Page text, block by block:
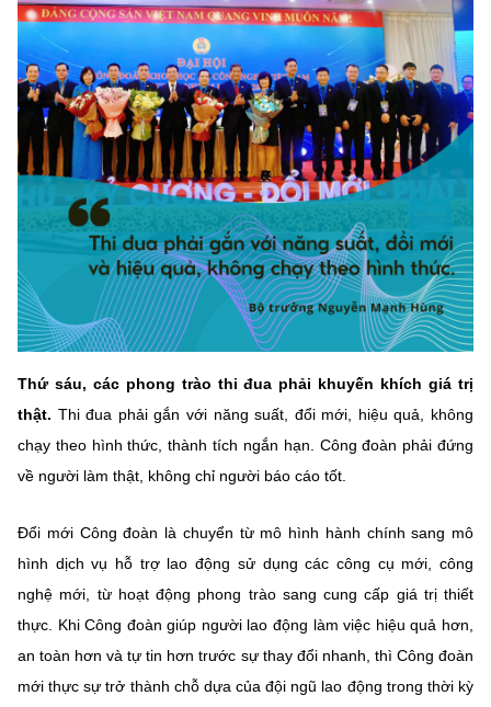
Thứ sáu, các phong trào thi đua phải khuyến khích giá trị
thật. Thi đua phải gắn với năng suất, đổi mới, hiệu quả, không
chạy theo hình thức, thành tích ngắn hạn. Công đoàn phải đứng
về người làm thật, không chỉ người báo cáo tốt.
Đổi mới Công đoàn là chuyển từ mô hình hành chính sang mô
hình dịch vụ hỗ trợ lao động sử dụng các công cụ mới, công
nghệ mới, từ hoạt động phong trào sang cung cấp giá trị thiết
thực. Khi Công đoàn giúp người lao động làm việc hiệu quả hơn,
an toàn hơn và tự tin hơn trước sự thay đổi nhanh, thì Công đoàn
mới thực sự trở thành chỗ dựa của đội ngũ lao động trong thời kỳ